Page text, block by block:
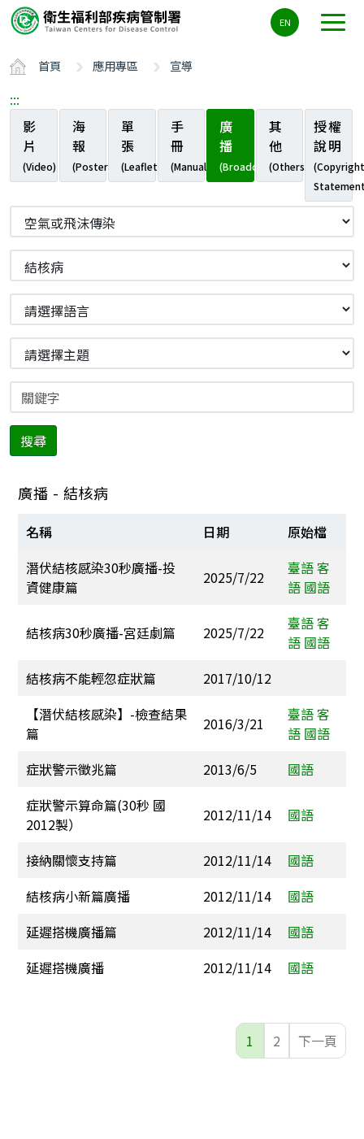
要
容
ALT+C
EN
首頁 應用專區 宣導
:::
影
片
(Video)
海
報
(Poster)
單
張
(Leaflet)
手
冊
(Manual)
廣
播
(Broadcast)
其
他
(Others)
授權
說明
搜尋
廣播 - 結核病
名稱 日期
原始檔
潛伏結核感染30秒廣播-投
資健康篇
2025/7/22 臺語客
語 國語
結核病30秒廣播-宮廷劇篇 2025/7/22 臺語客
語 國語
結核病不能輕忽症狀篇
2017/10/12
【潛伏結核感染】-檢查結果
篇
2016/3/21 臺語客
語 國語
症狀警示徵兆篇
2013/6/5
國語
症狀警示算命篇(30秒 國
2012製）
2012/11/14 國語
接納關懷支持篇 2012/11/14
國語
結核病小新篇廣播
2012/11/14
國語
延遲搭機廣播篇
2012/11/14
國語
延遲搭機廣播
2012/11/14 國語
1 2 下一頁